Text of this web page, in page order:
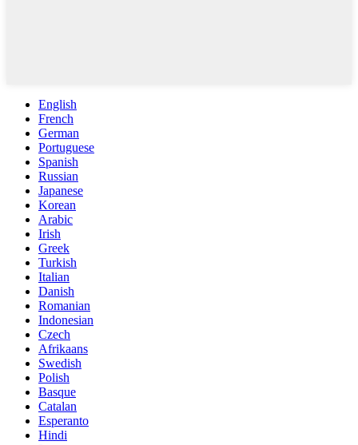
English
French
German
Portuguese
Spanish
Russian
Japanese
Korean
Arabic
Irish
Greek
Turkish
Italian
Danish
Romanian
Indonesian
Czech
Afrikaans
Swedish
Polish
Basque
Catalan
Esperanto
Hindi